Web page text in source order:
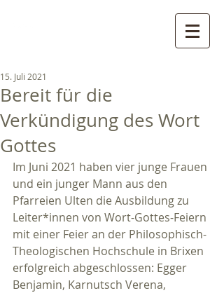
Bereit für die
Verkündigung des Wort
Gottes
15. Juli 2021
Im Juni 2021 haben vier junge Frauen
und ein junger Mann aus den
Pfarreien Ulten die Ausbildung zu
Leiter*innen von Wort-Gottes-Feiern
mit einer Feier an der Philosophisch-
Theologischen Hochschule in Brixen
erfolgreich abgeschlossen: Egger
Benjamin, Karnutsch Verena,